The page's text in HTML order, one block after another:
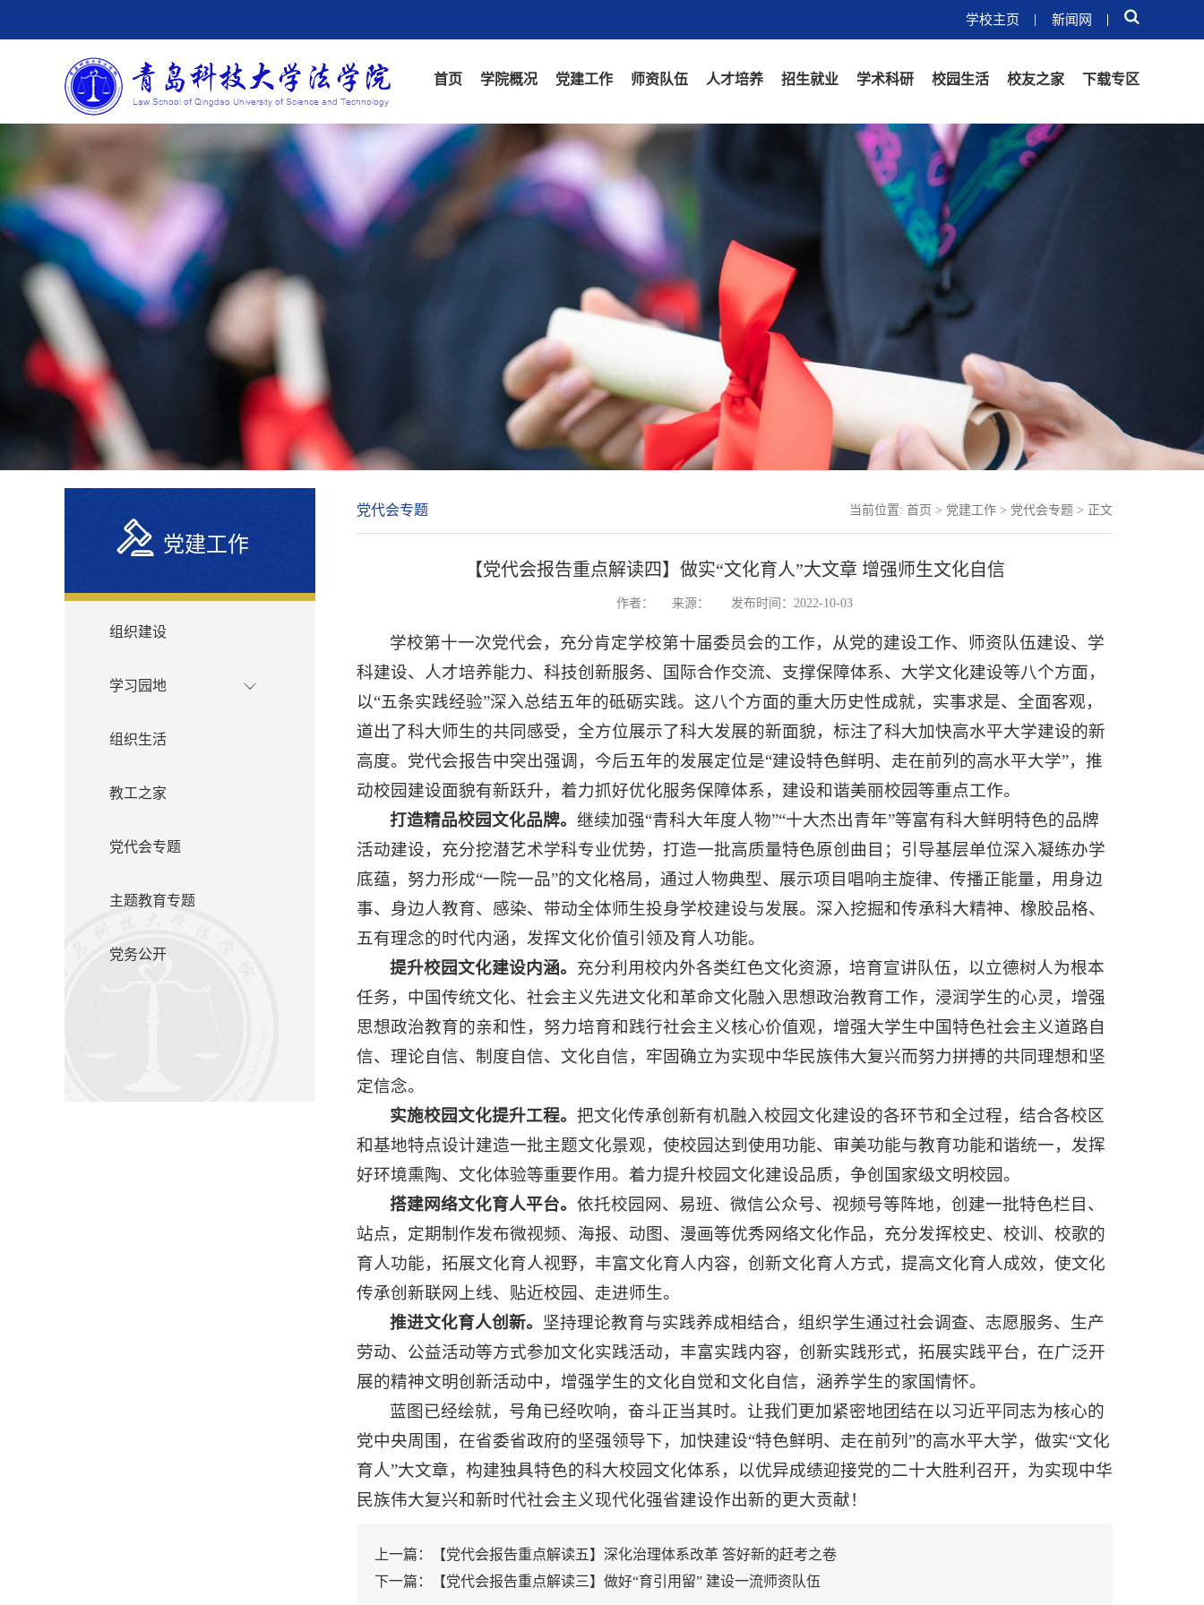
学校主页 新闻网
首页 学院概况 党建工作 师资队伍 人才培养 招生就业 学术科研 校园生活 校友之家 下载专区
党建工作
组织建设
学习园地
组织生活
教工之家
党代会专题
主题教育专题
党务公开
党代会专题 当前位置: 首页 > 党建工作 > 党代会专题 > 正文
【党代会报告重点解读四】做实“文化育人”大文章 增强师生文化自信
作者： 来源： 发布时间：2022-10-03
学校第十一次党代会，充分肯定学校第十届委员会的工作，从党的建设工作、师资队伍建设、学
科建设、人才培养能力、科技创新服务、国际合作交流、支撑保障体系、大学文化建设等八个方面，
以“五条实践经验”深入总结五年的砥砺实践。这八个方面的重大历史性成就，实事求是、全面客观，
道出了科大师生的共同感受，全方位展示了科大发展的新面貌，标注了科大加快高水平大学建设的新
高度。党代会报告中突出强调，今后五年的发展定位是“建设特色鲜明、走在前列的高水平大学”，推
动校园建设面貌有新跃升，着力抓好优化服务保障体系，建设和谐美丽校园等重点工作。
打造精品校园文化品牌。继续加强“青科大年度人物”“十大杰出青年”等富有科大鲜明特色的品牌
活动建设，充分挖潜艺术学科专业优势，打造一批高质量特色原创曲目；引导基层单位深入凝练办学
底蕴，努力形成“一院一品”的文化格局，通过人物典型、展示项目唱响主旋律、传播正能量，用身边
事、身边人教育、感染、带动全体师生投身学校建设与发展。深入挖掘和传承科大精神、橡胶品格、
五有理念的时代内涵，发挥文化价值引领及育人功能。
提升校园文化建设内涵。 充分利用校内外各类红色文化资源，培育宣讲队伍，以立德树人为根本
任务，中国传统文化、社会主义先进文化和革命文化融入思想政治教育工作，浸润学生的心灵，增强
思想政治教育的亲和性，努力培育和践行社会主义核心价值观，增强大学生中国特色社会主义道路自
信、理论自信、制度自信、文化自信，牢固确立为实现中华民族伟大复兴而努力拼搏的共同理想和坚
定信念。
实施校园文化提升工程。把文化传承创新有机融入校园文化建设的各环节和全过程，结合各校区
和基地特点设计建造一批主题文化景观，使校园达到使用功能、审美功能与教育功能和谐统一，发挥
好环境熏陶、文化体验等重要作用。着力提升校园文化建设品质，争创国家级文明校园。
搭建网络文化育人平台。依托校园网、易班、微信公众号、视频号等阵地，创建一批特色栏目、
站点，定期制作发布微视频、海报、动图、漫画等优秀网络文化作品，充分发挥校史、校训、校歌的
育人功能，拓展文化育人视野，丰富文化育人内容，创新文化育人方式，提高文化育人成效，使文化
传承创新联网上线、贴近校园、走进师生。
推进文化育人创新。 坚持理论教育与实践养成相结合，组织学生通过社会调查、志愿服务、生产
劳动、公益活动等方式参加文化实践活动，丰富实践内容，创新实践形式，拓展实践平台，在广泛开
展的精神文明创新活动中，增强学生的文化自觉和文化自信，涵养学生的家国情怀。
蓝图已经绘就，号角已经吹响，奋斗正当其时。让我们更加紧密地团结在以习近平同志为核心的
党中央周围，在省委省政府的坚强领导下，加快建设“特色鲜明、走在前列”的高水平大学，做实“文化
育人”大文章，构建独具特色的科大校园文化体系，以优异成绩迎接党的二十大胜利召开，为实现中华
民族伟大复兴和新时代社会主义现代化强省建设作出新的更大贡献！
上一篇：【党代会报告重点解读五】深化治理体系改革 答好新的赶考之卷
下一篇：【党代会报告重点解读三】做好“育引用留” 建设一流师资队伍